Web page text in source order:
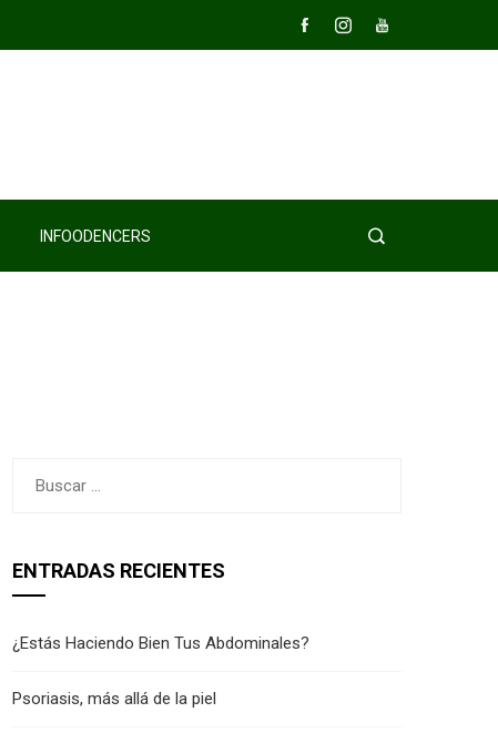
INFOODENCERS
ENTRADAS RECIENTES
¿Estás Haciendo Bien Tus Abdominales?
Psoriasis, más allá de la piel